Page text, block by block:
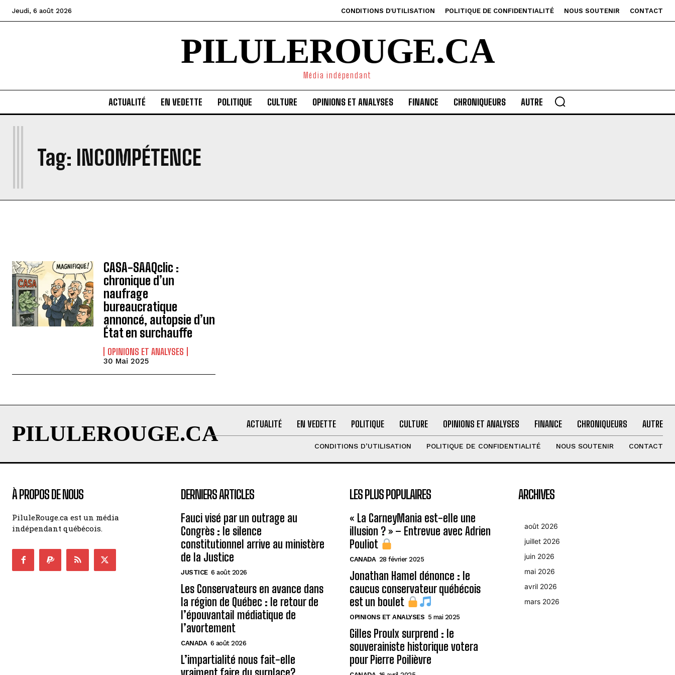
Jeudi, 6 août 2026 CONDITIONS D’UTILISATION POLITIQUE DE CONFIDENTIALITÉ NOUS SOUTENIR CONTACT
PILULEROUGE.CA
Média indépendant
ACTUALITÉ EN VEDETTE POLITIQUE CULTURE OPINIONS ET ANALYSES FINANCE CHRONIQUEURS AUTRE
Tag: INCOMPÉTENCE
I
CASA-SAAQclic :
chronique d’un
naufrage
bureaucratique
annoncé, autopsie d’un
État en surchauffe
OPINIONS ET ANALYSES
30 Mai 2025
PILULEROUGE.CA ACTUALITÉ EN VEDETTE POLITIQUE CULTURE OPINIONS ET ANALYSES FINANCE CHRONIQUEURS AUTRE
CONDITIONS D’UTILISATION POLITIQUE DE CONFIDENTIALITÉ NOUS SOUTENIR CONTACT
À PROPOS DE NOUS
PiluleRouge.ca est un média
indépendant québécois.
DERNIERS ARTICLES
Fauci visé par un outrage au
Congrès : le silence
constitutionnel arrive au ministère
de la Justice
JUSTICE 6 août 2026
Les Conservateurs en avance dans
la région de Québec : le retour de
l’épouvantail médiatique de
l’avortement
CANADA 6 août 2026
L’impartialité nous fait-elle
LES PLUS POPULAIRES
« La CarneyMania est-elle une
illusion ? » – Entrevue avec Adrien
Pouliot
CANADA 28 février 2025
Jonathan Hamel dénonce : le
caucus conservateur québécois
est un boulet
OPINIONS ET ANALYSES 5 mai 2025
Gilles Proulx surprend : le
souverainiste historique votera
pour Pierre Poilièvre
ARCHIVES
août 2026
juillet 2026
juin 2026
mai 2026
avril 2026
mars 2026